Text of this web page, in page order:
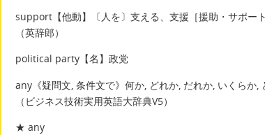
support【他動】〔人を〕支える、支援［援助・サポー
（英辞郎）
political party【名】政党
any《疑問文, 条件文で》何か, どれか, だれか, いくらか,
（ビジネス技術実用英語大辞典V5）
★ any